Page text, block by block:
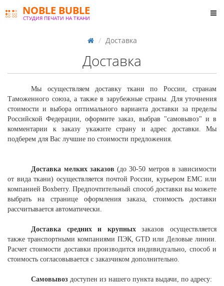
NOBLE BUBLE
СТУДИЯ ПЕЧАТИ НА ТКАНИ
Доставка
Доставка
Мы осуществляем доставку ткани по России, странам
Таможенного союза, а также в зарубежные страны. Для уточнения
стоимости и выбора оптимального варианта доставки за пределы
Российской Федерации, оформите заказ, выбрав "самовывоз" и в
комментарии к заказу укажите страну и адрес доставки. Мы
подберем для Вас лучшие по стоимости предложения.
Доставка мелких заказов (до 30-50 метров в зависимости
от вида ткани) осуществляется почтой России, курьером ЕМС или
компанией Boxberry. Предпочтительный способ доставки вы можете
выбрать на странице оформления заказа, стоимость доставки
рассчитывается автоматически.
Доставка средних и крупныхзаказов осуществляется
также транспортными компаниями ПЭК, GTD или Деловые линии.
Расчет стоимости доставки производится индивидуально, способ и
стоимость согласовывается с заказчиком дополнительно.
Самовывоз доступен из нашего пункта выдачи, по адресу: